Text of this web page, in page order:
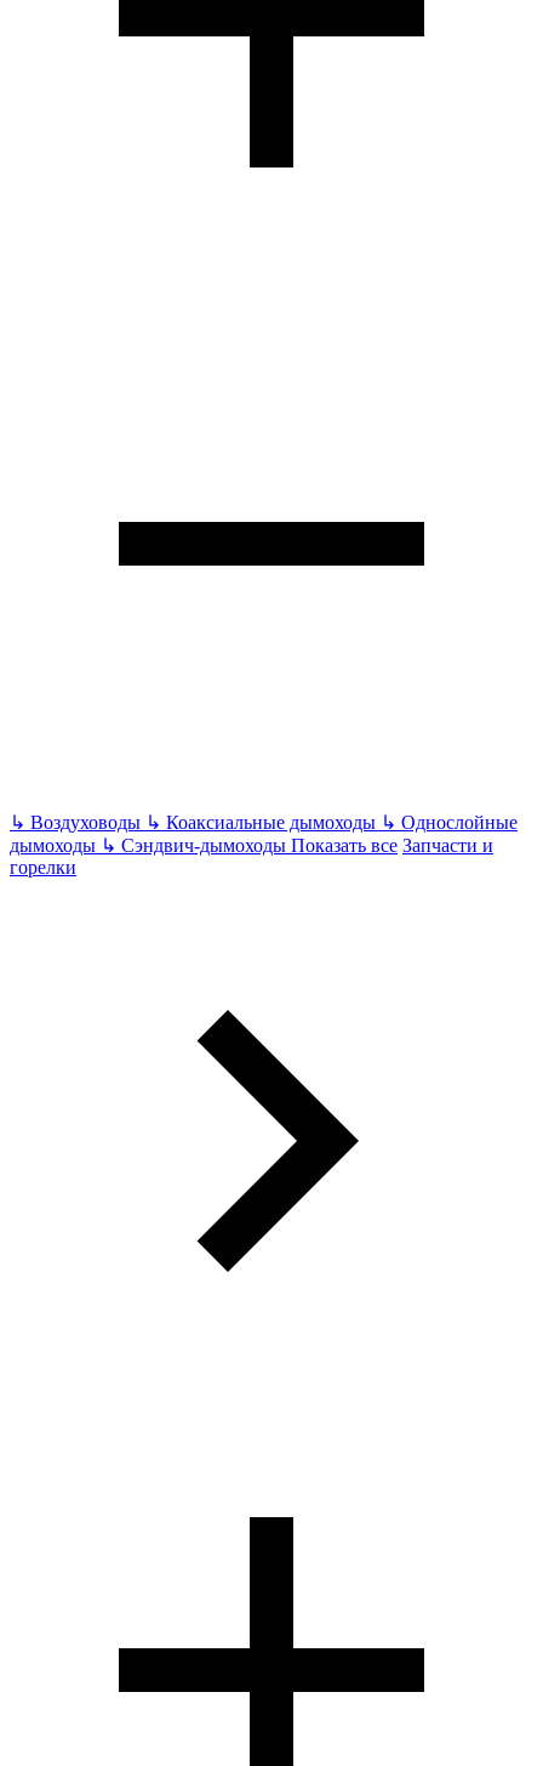
↳ Воздуховоды ↳ Коаксиальные дымоходы ↳ Однослойные
дымоходы ↳ Сэндвич-дымоходы Показать все Запчасти и
горелки